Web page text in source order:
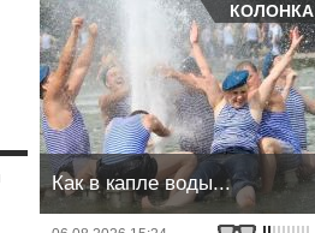
КОЛОНКА
Как в капле воды...